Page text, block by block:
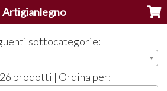
Artigianlegno
sottocategorie:
prodotti | Ordina per: